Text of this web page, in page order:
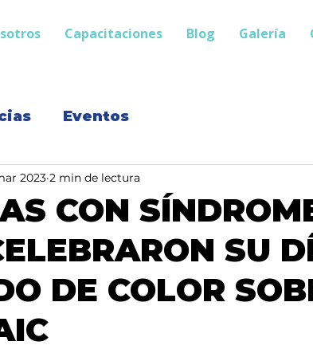
Capacitaciones Blog Galería
Eventos
CON
SU
DE COLOR
2023 2 min de lectura